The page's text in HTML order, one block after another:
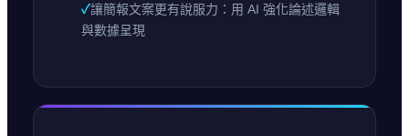
✓讓簡報文案更有說服力：用 AI 強化論述邏輯
與數據呈現